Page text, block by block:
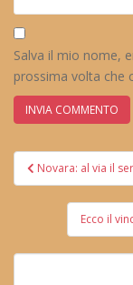
Salva il mio nome,
prossima volta che
articoli
Novara: al via il
Ecco il